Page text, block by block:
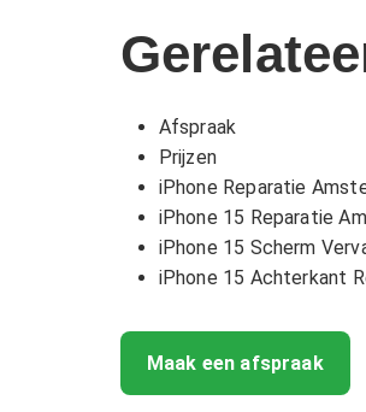
Afspraak
Prijzen
iPhone Reparatie
iPhone 15 Reparatie
iPhone 15 Scherm
iPhone 15 Achterkant
Maak een afspraak